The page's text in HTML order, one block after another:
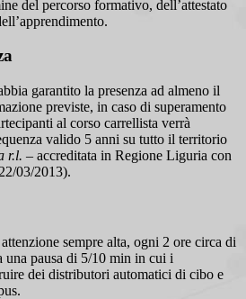
del percorso formativo, dell’attestato
garantito la presenza ad almeno il
previste, in caso di superamento
al corso carrellista verrà
valido 5 anni su tutto il territorio
r.l. – accreditata in Regione Liguria con
03/2013).
sempre alta, ogni 2 ore circa di
una pausa di 5/10 min in cui i
dei distributori automatici di cibo e